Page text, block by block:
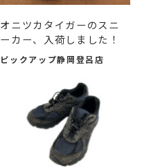
オニツカタイガーのスニ
ーカー、入荷しました！
ピックアップ静岡登呂店